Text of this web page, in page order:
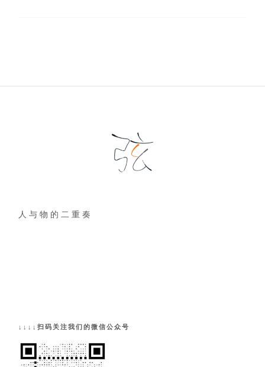
人 与 物 的 二 重 奏
↓↓↓↓扫码关注我们的微信公众号